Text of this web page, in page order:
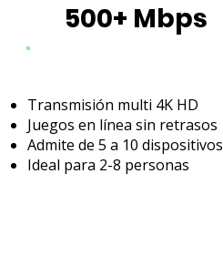
500+ Mbps
Transmisión multi 4K HD
Juegos en línea sin retrasos
Admite de 5 a 10 dispositivos
Ideal para 2-8 personas